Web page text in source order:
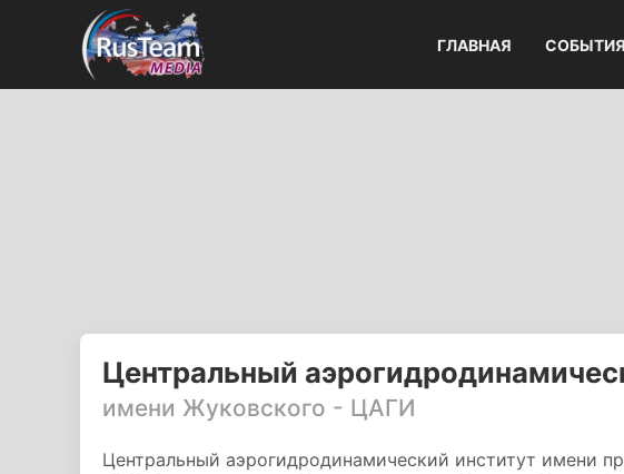
ГЛАВНАЯ СОБЫТИЯ
Центральный
имени Жуковского - ЦАГИ
Центральный аэрогидродинамический институт имени